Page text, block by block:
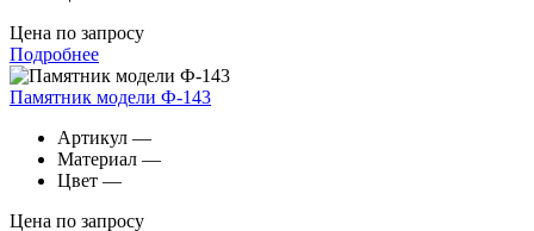
Цена по запросу
Подробнее
Памятник модели Ф-143
Артикул —
Материал —
Цвет —
Цена по запросу